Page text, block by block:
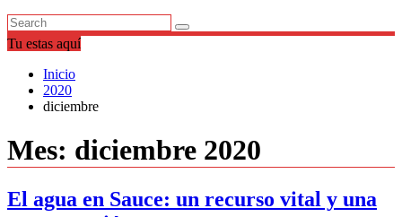
Tu estas aquí
Inicio
2020
diciembre
Mes: diciembre 2020
El agua en Sauce: un recurso vital y una